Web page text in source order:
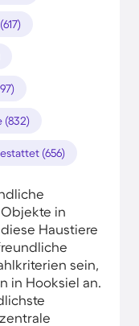
(832)
(656)
in
Haustiere
sein,
in Hooksiel an.